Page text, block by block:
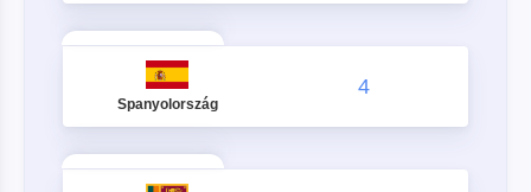
Spanyolország
4